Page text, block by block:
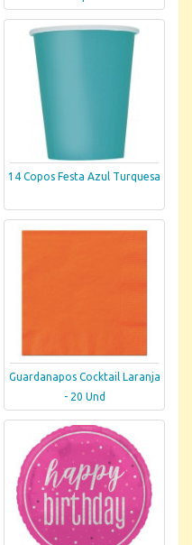
14 Copos Festa Azul Turquesa
Guardanapos Cocktail Laranja
- 20 Und